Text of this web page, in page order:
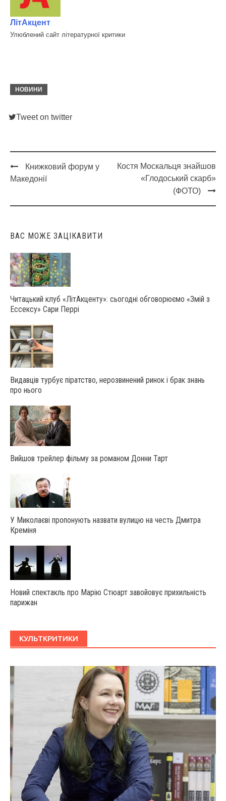
ЛітАкцент
Улюблений сайт літературної критики
НОВИНИ
Tweet on twitter
Post
Книжковий форум у
Македонії
Костя Москальця знайшов
«Глодоський скарб»
(ФОТО)
ВАС МОЖЕ ЗАЦІКАВИТИ
Читацький клуб «ЛітАкценту»: сьогодні обговорюємо «Змій з
Ессексу» Сари Перрі
Видавців турбує піратство, нерозвинений ринок і брак знань
про нього
Вийшов трейлер фільму за романом Донни Тарт
У Миколаєві пропонують назвати вулицю на честь Дмитра
Креміня
Новий спектакль про Марію Стюарт завойовує прихильність
парижан
КУЛЬТКРИТИКИ